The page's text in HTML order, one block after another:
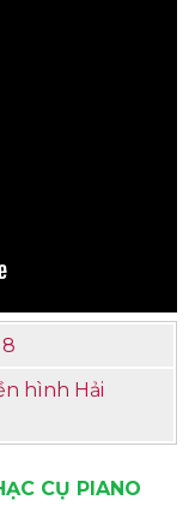
hình Hải
CỤ PIANO